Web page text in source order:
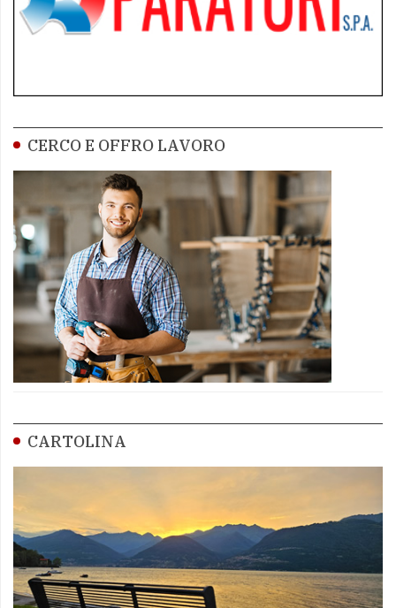
CERCO E OFFRO LAVORO
CARTOLINA